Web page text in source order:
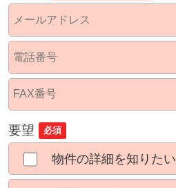
要望 必須
物件の詳細を知りたい